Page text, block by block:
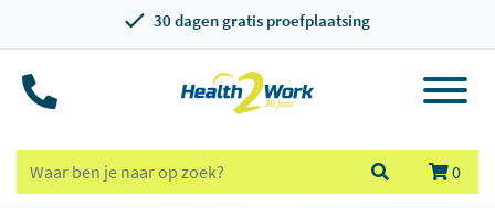
30 dagen gratis proefplaatsing
0